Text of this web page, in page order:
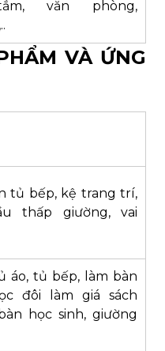
văn phòng,
VÀ ỨNG
tủ bếp, kệ trang trí,
thấp giường, vai
áo, tủ bếp, làm bàn
đôi làm giá sách
học sinh, giường